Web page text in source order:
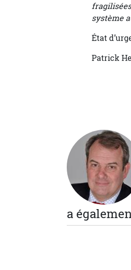
système
État
Patrick
a